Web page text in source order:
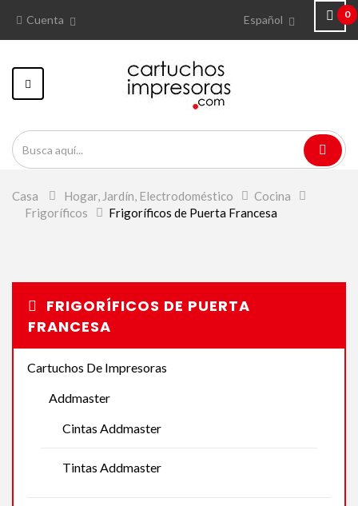
0
Español
Cuenta
Navegación
Toggle
Casa > Hogar, Jardín, Electrodoméstico > Cocina
Frigoríficos > Frigoríficos de Puerta Francesa
FRIGORÍFICOS DE PUERTA
FRANCESA
Cartuchos De Impresoras
Addmaster
Cintas Addmaster
Tintas Addmaster